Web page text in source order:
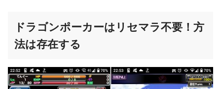
ドラゴンポーカーはリセマラ不要！方
法は存在する